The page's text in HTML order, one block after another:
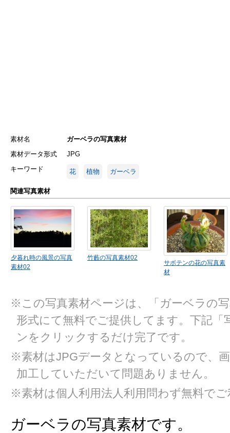
素材名
ガーベラの写真素材
素材データ形式
JPG
キーワード
花 植物 ガーベラ
関連写真素材
夕暮れ時の風景の写真
素材02
竹藪の写真素材02
サボテンの花の写真素
材
※この写真素材ページは、「ガーベラの
形式にて無料でご提供してます。下記
ンをクリックするだけ完了です。
※素材はJPGデータとなっているので、
加工していただいて問題ありません。
※素材は個人利用法人利用問わず無料で
ガーベラの写真素材です。